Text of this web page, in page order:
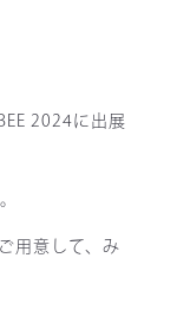
2024に出展
用意して、み